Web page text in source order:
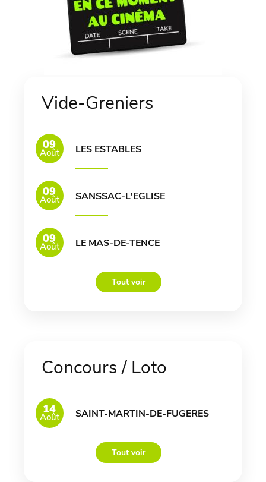
Vide-Greniers
09
Août LES ESTABLES
09
Août SANSSAC-L'EGLISE
09
Août LE MAS-DE-TENCE
Tout voir
Concours / Loto
14
Août SAINT-MARTIN-DE-FUGERES
Tout voir